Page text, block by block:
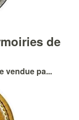
de
vendue pa...